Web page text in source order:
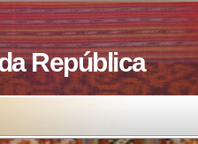
República